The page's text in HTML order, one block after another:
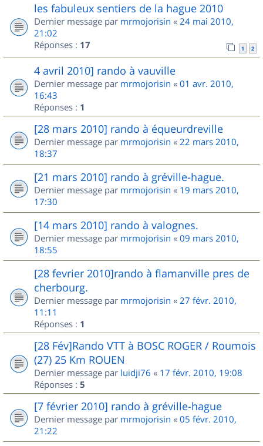
les fabuleux sentiers de la hague 2010
Dernier message par mrmojorisin « 24 mai 2010,
21:02
Réponses : 17 1 2
4 avril 2010] rando à vauville
Dernier message par mrmojorisin « 01 avr. 2010,
16:43
Réponses : 1
[28 mars 2010] rando à équeurdreville
Dernier message par mrmojorisin « 22 mars 2010,
18:37
[21 mars 2010] rando à gréville-hague.
Dernier message par mrmojorisin « 19 mars 2010,
17:30
[14 mars 2010] rando à valognes.
Dernier message par mrmojorisin « 09 mars 2010,
18:55
[28 fevrier 2010]rando à flamanville pres de
cherbourg.
Dernier message par mrmojorisin « 27 févr. 2010,
11:11
Réponses : 1
[28 Fév]Rando VTT à BOSC ROGER / Roumois
(27) 25 Km ROUEN
Dernier message par luidji76 « 17 févr. 2010, 19:08
Réponses : 5
[7 février 2010] rando à gréville-hague
Dernier message par mrmojorisin « 05 févr. 2010,
21:22